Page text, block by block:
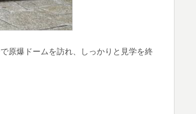
原爆ドームを訪れ、しっかりと見学を終